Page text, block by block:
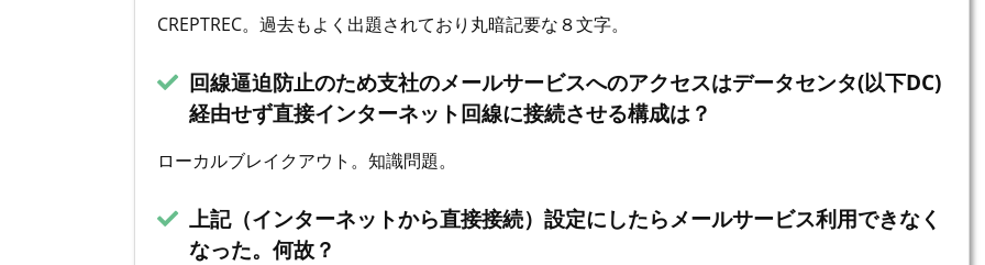
CREPTREC。過去もよく出題されており丸暗記要な８文字。
回線逼迫防止のため支社のメールサービスへのアクセスはデータセンタ(以下DC)
経由せず直接インターネット回線に接続させる構成は？
ローカルブレイクアウト。知識問題。
上記（インターネットから直接接続）設定にしたらメールサービス利用できなく
なった。何故？